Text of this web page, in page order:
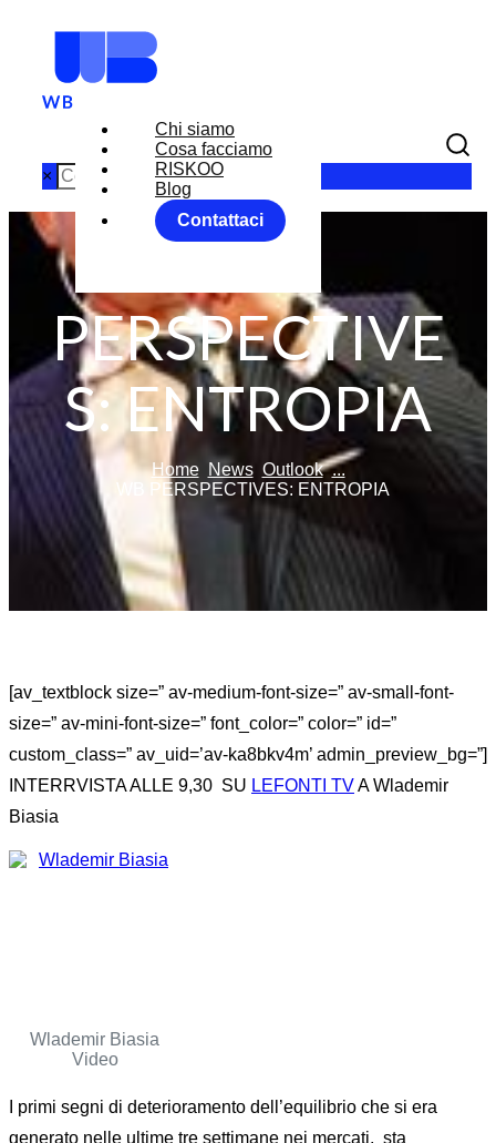
Chi siamo
Cosa facciamo
RISKOO
Blog
Contattaci
×
WB
PERSPECTIVE
S: ENTROPIA
Home News Outlook ...
WB PERSPECTIVES: ENTROPIA
[av_textblock size=” av-medium-font-size=” av-small-font-
size=” av-mini-font-size=” font_color=” color=” id=”
custom_class=” av_uid=’av-ka8bkv4m’ admin_preview_bg=”]
INTERRVISTA ALLE 9,30 SU LEFONTI TVA Wlademir
Biasia
Wlademir Biasia
Video
I primi segni di deterioramento dell’equilibrio che si era
generato nelle ultime tre settimane nei mercati, sta